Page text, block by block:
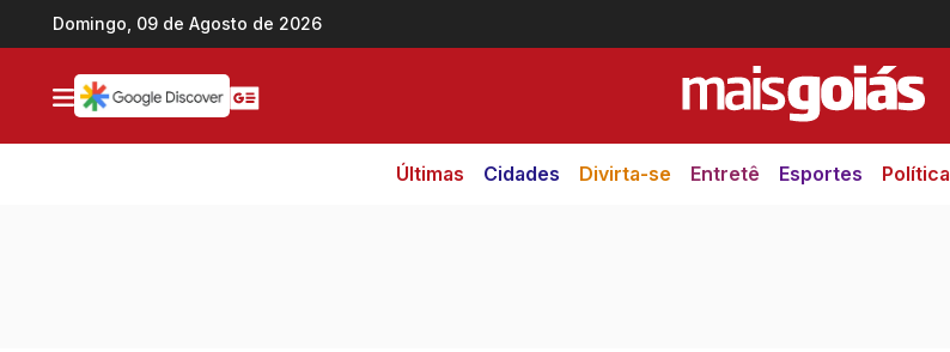
Ir direto pro conteúdo
Domingo, 09 de Agosto de 2026
Últimas Cidades Divirta-se Entretê Esportes Política